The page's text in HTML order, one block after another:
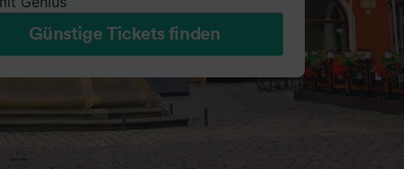
Günstige Tickets finden